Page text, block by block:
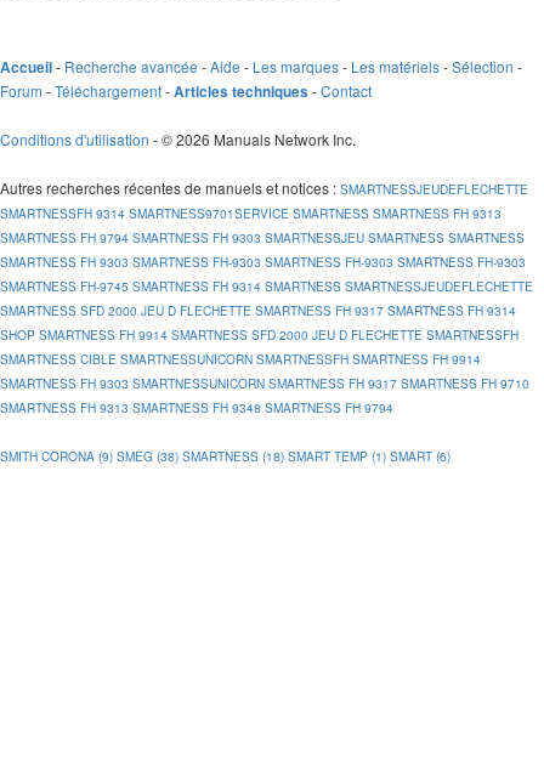
Accueil- Recherche avancée -Aide - Les marques- Les matériels-Sélection -
Forum -Téléchargement-Articles techniques -Contact
Conditions d'utilisation - © 2026 Manuals Network Inc.
Autres recherches récentes de manuels et notices : SMARTNESSJEUDEFLECHETTE
SMARTNESSFH 9314 SMARTNESS9701SERVICE SMARTNESS SMARTNESS FH 9313
SMARTNESS FH 9794 SMARTNESS FH 9303 SMARTNESSJEU SMARTNESS SMARTNESS
SMARTNESS FH 9303 SMARTNESS FH-9303 SMARTNESS FH-9303 SMARTNESS FH-9303
SMARTNESS FH-9745 SMARTNESS FH 9314 SMARTNESS SMARTNESSJEUDEFLECHETTE
SMARTNESS SFD 2000 JEU D FLECHETTE SMARTNESS FH 9317 SMARTNESS FH 9314
SHOP SMARTNESS FH 9914 SMARTNESS SFD 2000 JEU D FLECHETTE SMARTNESSFH
SMARTNESS CIBLE SMARTNESSUNICORN SMARTNESSFH SMARTNESS FH 9914
SMARTNESS FH 9303 SMARTNESSUNICORN SMARTNESS FH 9317 SMARTNESS FH 9710
SMARTNESS FH 9313 SMARTNESS FH 9348 SMARTNESS FH 9794
SMITH CORONA (9) SMEG (38) SMARTNESS (18) SMART TEMP (1) SMART (6)